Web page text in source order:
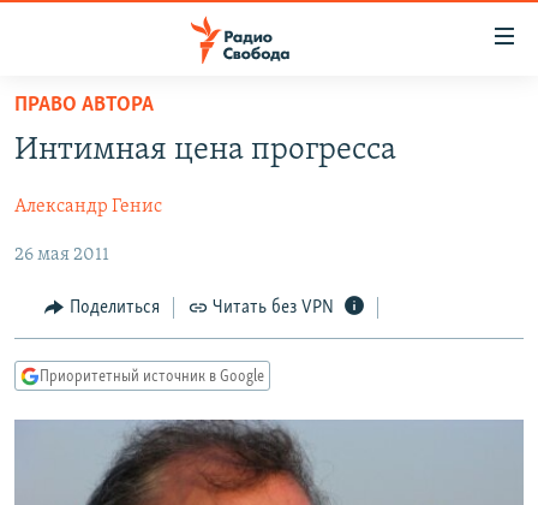
упрощенного
доступа
содержанию
Вернутся
главной
навигации
Вернутся
АВТОРСКИЕ ПРОЕКТЫ
ЦИТАТЫ СВОБОДЫ
МНЕНИЯ
КУЛЬТУРА
IDEL.РЕАЛИИ
КАВКАЗ.РЕАЛИИ
СЕВЕР.РЕАЛИИ
ПРАВО АВТОРА
Интимная цена прогресса
Александр Генис
26 мая 2011
Поделиться Читать без VPN
Приоритетный источник в Google